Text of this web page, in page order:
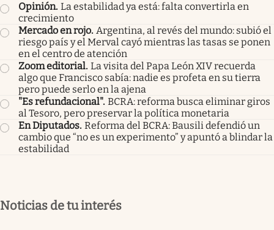
Opinión. La estabilidad ya está: falta convertirla en
crecimiento
Mercado en rojo. Argentina, al revés del mundo: subió el
riesgo país y el Merval cayó mientras las tasas se ponen
en el centro de atención
Zoom editorial. La visita del Papa León XIV recuerda
algo que Francisco sabía: nadie es profeta en su tierra
pero puede serlo en la ajena
"Es refundacional". BCRA: reforma busca eliminar giros
al Tesoro, pero preservar la política monetaria
En Diputados. Reforma del BCRA: Bausili defendió un
cambio que “no es un experimento” y apuntó a blindar la
estabilidad
Noticias de tu interés